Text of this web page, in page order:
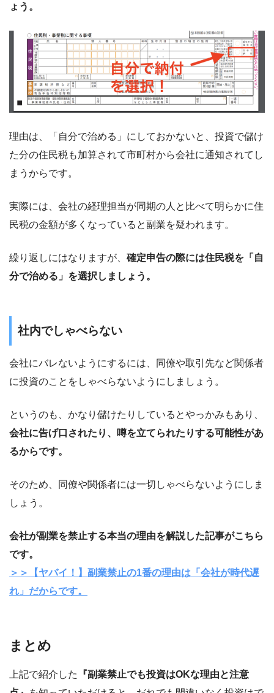
ょう。
理由は、「自分で治める」にしておかないと、投資で儲け
た分の住民税も加算されて市町村から会社に通知されてし
まうからです。
実際には、会社の経理担当が同期の人と比べて明らかに住
民税の金額が多くなっていると副業を疑われます。
繰り返しにはなりますが、 確定申告の際には住民税を「自
分で治める」を選択しましょう。
社内でしゃべらない
会社にバレないようにするには、同僚や取引先など関係者
に投資のことをしゃべらないようにしましょう。
というのも、かなり儲けたりしているとやっかみもあり、
会社に告げ口されたり、噂を立てられたりする可能性があ
るからです。
そのため、同僚や関係者には一切しゃべらないようにしま
しょう。
会社が副業を禁止する本当の理由を解説した記事がこちら
です。
＞＞【ヤバイ！】副業禁止の1番の理由は「会社が時代遅
れ」だからです。
まとめ
上記で紹介した
『副業禁止でも投資はOKな理由と注意